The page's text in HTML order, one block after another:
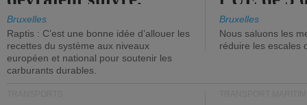
Bruxelles
Raptis : C’est une bonne idée d’allouer les
recettes du système aux niveaux
européen et national pour soutenir les
carburants durables.
tonneaux
brute.
Bruxelles
Nous saluons les
réduire les escales